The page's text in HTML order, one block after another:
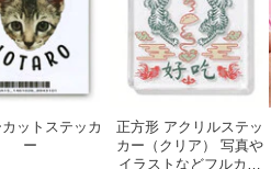
ットステッカ
ー
正方形 アクリルステッ
カー（クリア） 写真や
イラストなどフルカラ